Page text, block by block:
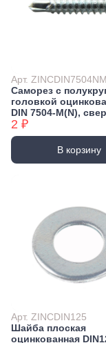
Арт. ZINCDIN7504NM
Саморез с
головкой
DIN 7504-М(N),
2 ₽
В корзину
Арт. ZINCDIN125
Шайба плоская
оцинкованная